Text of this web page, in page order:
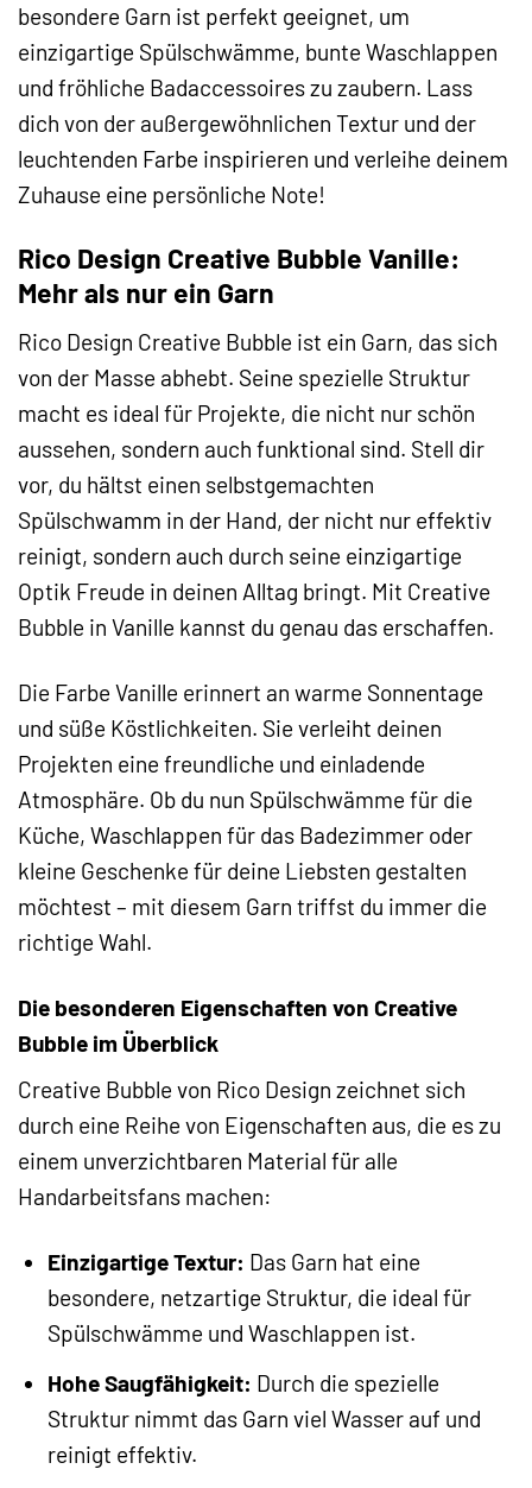
besondere Garn ist perfekt geeignet, um
einzigartige Spülschwämme, bunte Waschlappen
und fröhliche Badaccessoires zu zaubern. Lass
dich von der außergewöhnlichen Textur und der
leuchtenden Farbe inspirieren und verleihe deinem
Zuhause eine persönliche Note!
Rico Design Creative Bubble Vanille:
Mehr als nur ein Garn
Rico Design Creative Bubble ist ein Garn, das sich
von der Masse abhebt. Seine spezielle Struktur
macht es ideal für Projekte, die nicht nur schön
aussehen, sondern auch funktional sind. Stell dir
vor, du hältst einen selbstgemachten
Spülschwamm in der Hand, der nicht nur effektiv
reinigt, sondern auch durch seine einzigartige
Optik Freude in deinen Alltag bringt. Mit Creative
Bubble in Vanille kannst du genau das erschaffen.
Die Farbe Vanille erinnert an warme Sonnentage
und süße Köstlichkeiten. Sie verleiht deinen
Projekten eine freundliche und einladende
Atmosphäre. Ob du nun Spülschwämme für die
Küche, Waschlappen für das Badezimmer oder
kleine Geschenke für deine Liebsten gestalten
möchtest – mit diesem Garn triffst du immer die
richtige Wahl.
Die besonderen Eigenschaften von Creative
Bubble im Überblick
Creative Bubble von Rico Design zeichnet sich
durch eine Reihe von Eigenschaften aus, die es zu
einem unverzichtbaren Material für alle
Handarbeitsfans machen:
Einzigartige Textur: Das Garn hat eine
besondere, netzartige Struktur, die ideal für
Spülschwämme und Waschlappen ist.
Hohe Saugfähigkeit: Durch die spezielle
Struktur nimmt das Garn viel Wasser auf und
reinigt effektiv.